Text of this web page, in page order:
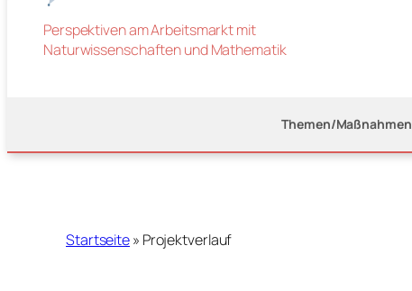
Perspektiven am Arbeitsmarkt mit
Naturwissenschaften und Mathematik
Themen/Maßnahmen
Startseite» Projektverlauf